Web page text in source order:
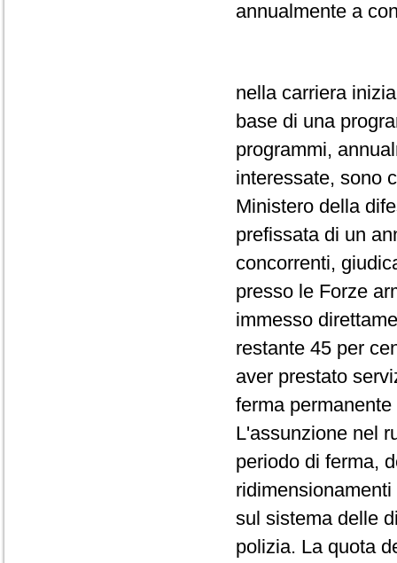
annualmente a
nella carriera
base di una
programmi,
interessate, sono
Ministero della
prefissata di un
concorrenti,
presso le Forze
immesso
restante 45 per
aver prestato
ferma
L'assunzione nel
periodo di ferma,
sul sistema delle
polizia. La quota